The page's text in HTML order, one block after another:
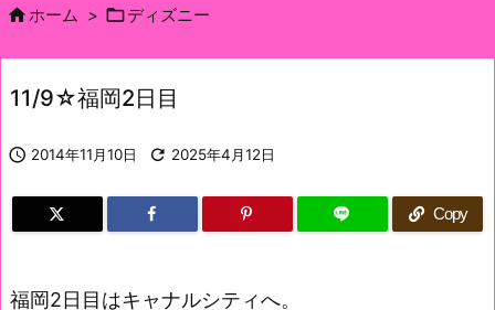
ホーム > ディズニー
11/9☆福岡2日目
 2014年11月10日  2025年4月12日
Copy
福岡2日目はキャナルシティへ。